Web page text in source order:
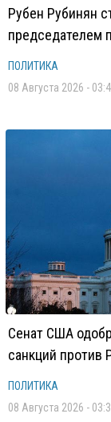
Рубен Рубинян
председателем
ПОЛИТИКА
08 Августа 2026 -
Сенат США
санкций против
ПОЛИТИКА
08 Августа 2026 -